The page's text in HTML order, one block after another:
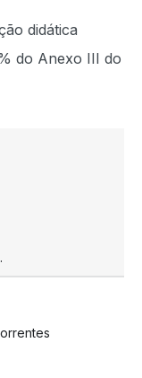
didática
do Anexo III do